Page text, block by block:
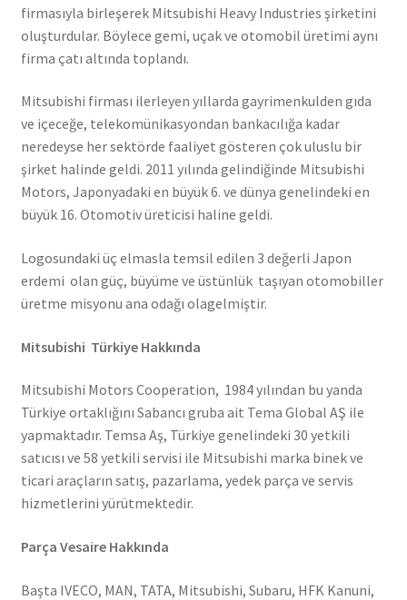
firmasıyla birleşerek Mitsubishi Heavy Industries şirketini
oluşturdular. Böylece gemi, uçak ve otomobil üretimi aynı
firma çatı altında toplandı.
Mitsubishi firması ilerleyen yıllarda gayrimenkulden gıda
ve içeceğe, telekomünikasyondan bankacılığa kadar
neredeyse her sektörde faaliyet gösteren çok uluslu bir
şirket halinde geldi. 2011 yılında gelindiğinde Mitsubishi
Motors, Japonyadaki en büyük 6. ve dünya genelindeki en
büyük 16. Otomotiv üreticisi haline geldi.
Logosundaki üç elmasla temsil edilen 3 değerli Japon
erdemi olan güç, büyüme ve üstünlük taşıyan otomobiller
üretme misyonu ana odağı olagelmiştir.
Mitsubishi Türkiye Hakkında
Mitsubishi Motors Cooperation, 1984 yılından bu yanda
Türkiye ortaklığını Sabancı gruba ait Tema Global AŞ ile
yapmaktadır. Temsa Aş, Türkiye genelindeki 30 yetkili
satıcısı ve 58 yetkili servisi ile Mitsubishi marka binek ve
ticari araçların satış, pazarlama, yedek parça ve servis
hizmetlerini yürütmektedir.
Parça Vesaire Hakkında
Başta IVECO, MAN, TATA, Mitsubishi, Subaru, HFK Kanuni,